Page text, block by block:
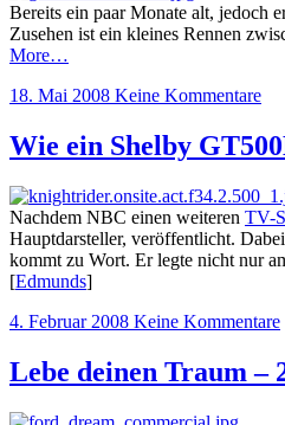
Bereits ein paar Monate alt, jedoch
Zusehen ist ein kleines Rennen
More…
18. Mai 2008 Keine Kommentare
Wie ein Shelby
Nachdem NBC einen weiteren TV-
Hauptdarsteller, veröffentlicht.
kommt zu Wort. Er legte nicht nur
[Edmunds]
4. Februar 2008 Keine Kommentare
Lebe deinen Traum –